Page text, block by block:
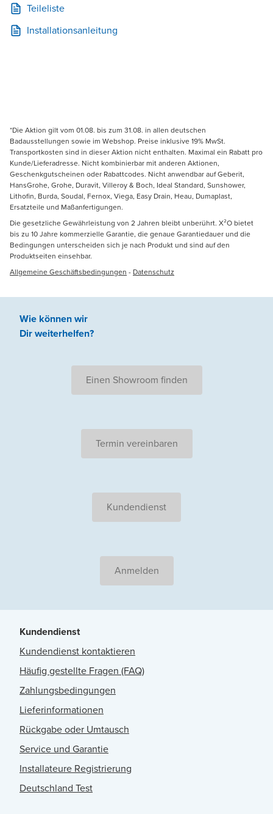
Teileliste
Installationsanleitung
*Die Aktion gilt vom 01.08. bis zum 31.08. in allen deutschen
Badausstellungen sowie im Webshop. Preise inklusive 19% MwSt.
Transportkosten sind in dieser Aktion nicht enthalten. Maximal ein Rabatt pro
Kunde/Lieferadresse. Nicht kombinierbar mit anderen Aktionen,
Geschenkgutscheinen oder Rabattcodes. Nicht anwendbar auf Geberit,
HansGrohe, Grohe, Duravit, Villeroy & Boch, Ideal Standard, Sunshower,
Lithofin, Burda, Soudal, Fernox, Viega, Easy Drain, Heau, Dumaplast,
Ersatzteile und Maßanfertigungen.
Die gesetzliche Gewährleistung von 2 Jahren bleibt unberührt. X²O bietet
bis zu 10 Jahre kommerzielle Garantie, die genaue Garantiedauer und die
Bedingungen unterscheiden sich je nach Produkt und sind auf den
Produktseiten einsehbar.
Allgemeine Geschäftsbedingungen - Datenschutz
Wie können wir
Dir weiterhelfen?
Einen Showroom finden
Termin vereinbaren
Kundendienst
Anmelden
Kundendienst
Kundendienst kontaktieren
Häufig gestellte Fragen (FAQ)
Zahlungsbedingungen
Lieferinformationen
Rückgabe oder Umtausch
Service und Garantie
Installateure Registrierung
Deutschland Test